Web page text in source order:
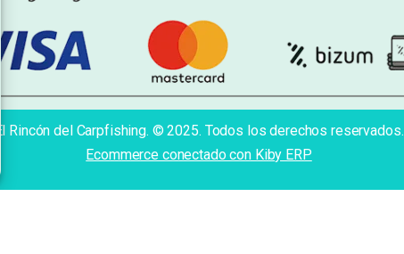
El Rincón del Carpfishing. © 2025. Todos los derechos reservados.
Ecommerce conectado con Kiby ERP